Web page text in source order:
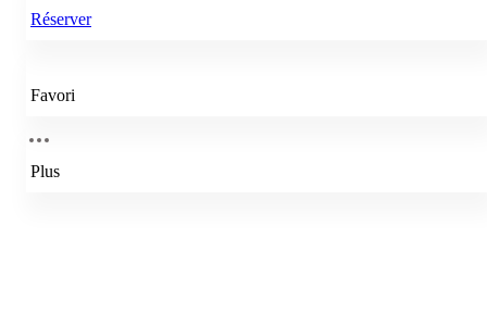
Réserver
Favori
Plus